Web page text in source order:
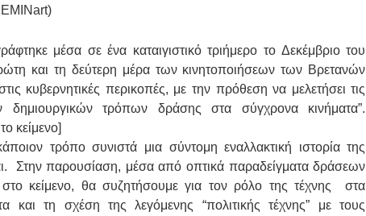
μέσα σε ένα καταιγιστικό τριήμερο το Δεκέμβριο του
και τη δεύτερη μέρα των κινητοποιήσεων των Βρετανών
κυβερνητικές περικοπές, με την πρόθεση να μελετήσει τις
δημιουργικών τρόπων δράσης στα σύγχρονα κινήματα”.
κείμενο]
τρόπο συνιστά μια σύντομη εναλλακτική ιστορία της
Στην παρουσίαση, μέσα από οπτικά παραδείγματα δράσεων
κείμενο, θα συζητήσουμε για τον ρόλο της τέχνης στα
και τη σχέση της λεγόμενης “πολιτικής τέχνης” με τους